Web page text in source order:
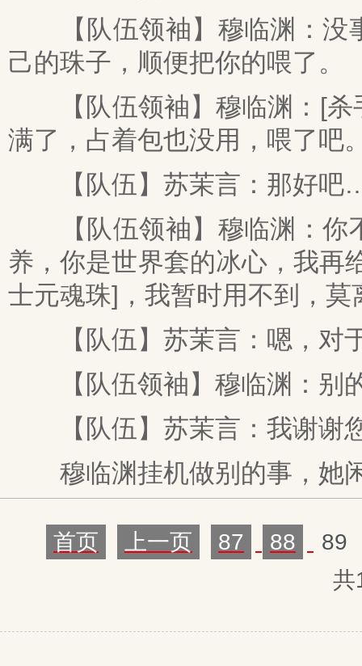
【队伍领袖】穆临渊：没
己的珠子，顺便把你的喂了。
【队伍领袖】穆临渊：[杀
满了，占着包也没用，喂了吧
【队伍】苏茉言：那好
【队伍领袖】穆临渊：你
养，你是世界套的冰心，我再
士元魂珠]，我暂时用不到，
【队伍】苏茉言：嗯，对
【队伍领袖】穆临渊：别
【队伍】苏茉言：我谢谢
穆临渊挂机做别的事，她
首页 上一页 87 88
89
共